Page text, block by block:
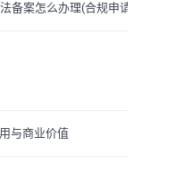
备案怎么办理(合规申请材料
与商业价值